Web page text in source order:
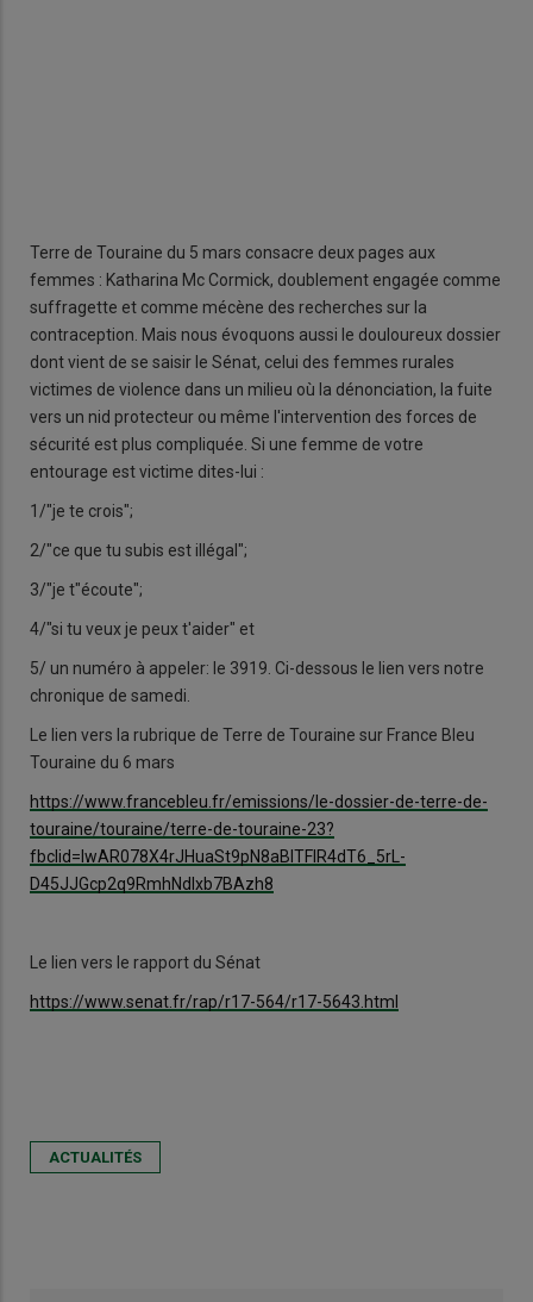
Terre de Touraine du 5 mars consacre deux pages aux
femmes : Katharina Mc Cormick, doublement engagée comme
suffragette et comme mécène des recherches sur la
contraception. Mais nous évoquons aussi le douloureux dossier
dont vient de se saisir le Sénat, celui des femmes rurales
victimes de violence dans un milieu où la dénonciation, la fuite
vers un nid protecteur ou même l'intervention des forces de
sécurité est plus compliquée. Si une femme de votre
entourage est victime dites-lui :
1/"je te crois";
2/"ce que tu subis est illégal";
3/"je t"écoute";
4/"si tu veux je peux t'aider" et
5/ un numéro à appeler: le 3919. Ci-dessous le lien vers notre
chronique de samedi.
Le lien vers la rubrique de Terre de Touraine sur France Bleu
Touraine du 6 mars
https://www.francebleu.fr/emissions/le-dossier-de-terre-de-
touraine/touraine/terre-de-touraine-23?
fbclid=IwAR078X4rJHuaSt9pN8aBITFlR4dT6_5rL-
D45JJGcp2q9RmhNdlxb7BAzh8
Le lien vers le rapport du Sénat
https://www.senat.fr/rap/r17-564/r17-5643.html
ACTUALITÉS